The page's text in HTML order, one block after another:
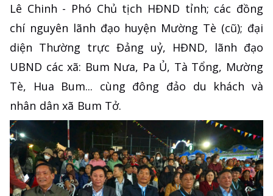
Lê Chinh - Phó Chủ tịch HĐND tỉnh; các đồng
chí nguyên lãnh đạo huyện Mường Tè (cũ); đại
diện Thường trực Đảng uỷ, HĐND, lãnh đạo
UBND các xã: Bum Nưa, Pa Ủ, Tà Tổng, Mường
Tè, Hua Bum... cùng đông đảo du khách và
nhân dân xã Bum Tở.